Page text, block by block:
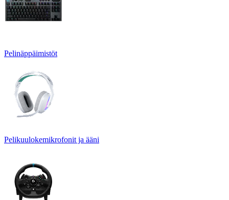
Pelinäppäimistöt
Pelikuulokemikrofonit ja ääni